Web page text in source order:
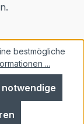
bestmögliche
...